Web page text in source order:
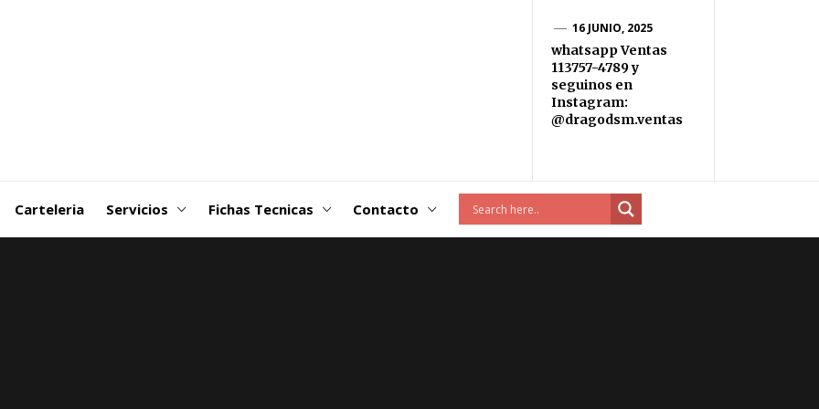
16 JUNIO, 2025
whatsapp Ventas
113757-4789 y
seguinos en
Instagram:
@dragodsm.ventas
Carteleria Servicios Fichas Tecnicas Contacto